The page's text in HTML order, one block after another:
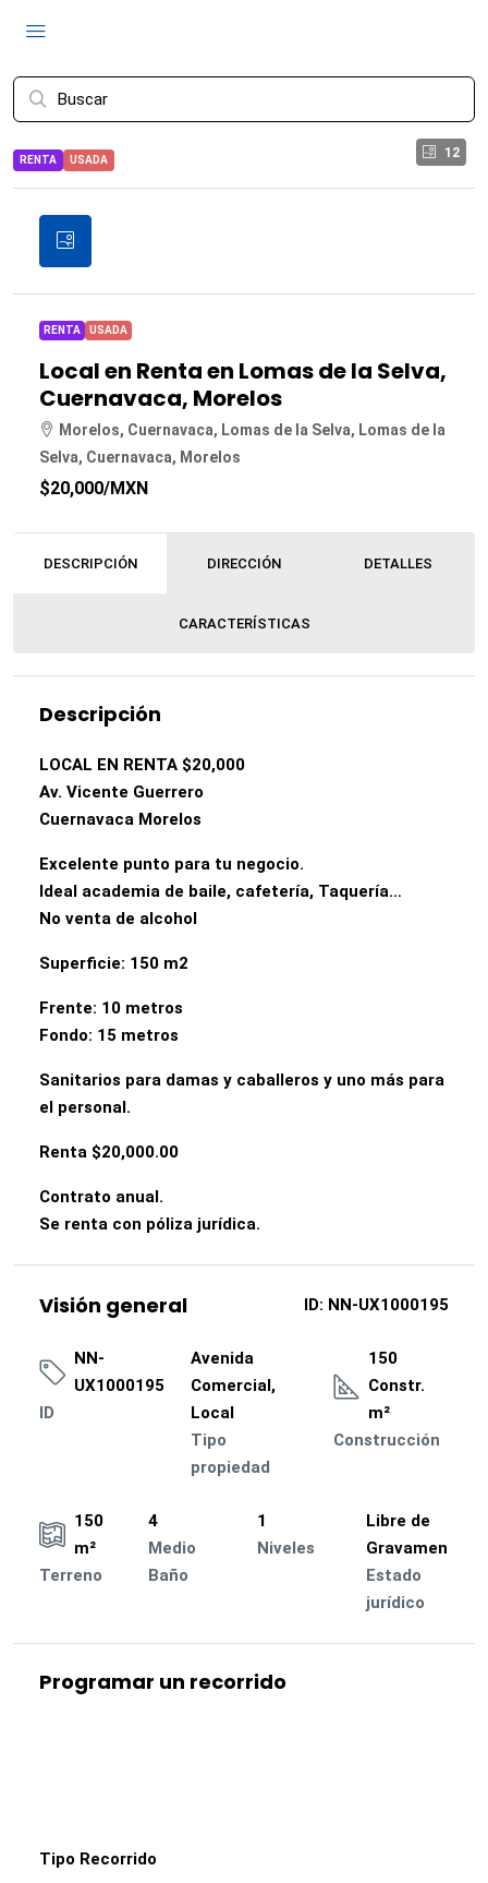
12
RENTA USADA
RENTA USADA
Local en Renta en Lomas de la Selva,
Cuernavaca, Morelos
Morelos, Cuernavaca, Lomas de la Selva, Lomas de la
Selva, Cuernavaca, Morelos
$20,000/MXN
DESCRIPCIÓN DIRECCIÓN DETALLES
CARACTERÍSTICAS
Descripción
LOCAL EN RENTA $20,000
Av. Vicente Guerrero
Cuernavaca Morelos
Excelente punto para tu negocio.
Ideal academia de baile, cafetería, Taquería…
No venta de alcohol
Superficie: 150 m2
Frente: 10 metros
Fondo: 15 metros
Sanitarios para damas y caballeros y uno más para
el personal.
Renta $20,000.00
Contrato anual.
Se renta con póliza jurídica.
Visión general ID: NN-UX1000195
NN-
UX1000195
ID
Avenida
Comercial,
Local
Tipo
propiedad
150
Constr.
m²
Construcción
150
m²
Terreno
4
Medio
Baño
1
Niveles
Libre de
Gravamen
Estado
jurídico
Programar un recorrido
Tipo Recorrido